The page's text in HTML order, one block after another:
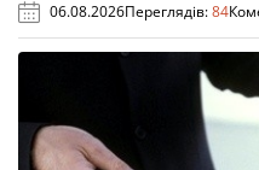
06.08.2026Переглядів:84